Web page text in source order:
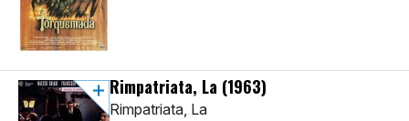
Rimpatriata, La (1963)
Rimpatriata, La